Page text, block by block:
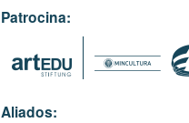
Patrocina:
Aliados: